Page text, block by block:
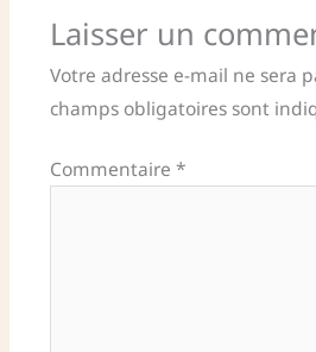
Laisser un
Votre adresse e-mail ne sera
champs obligatoires sont
Commentaire *